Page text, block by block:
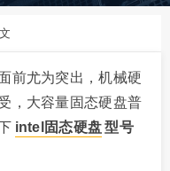
前尤为突出，机械硬
，大容量固态硬盘普
intel固态硬盘型号